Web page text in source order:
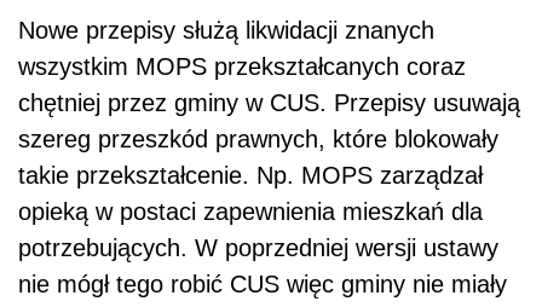
Nowe przepisy służą likwidacji znanych
wszystkim MOPS przekształcanych coraz
chętniej przez gminy w CUS. Przepisy usuwają
szereg przeszkód prawnych, które blokowały
takie przekształcenie. Np. MOPS zarządzał
opieką w postaci zapewnienia mieszkań dla
potrzebujących. W poprzedniej wersji ustawy
nie mógł tego robić CUS więc gminy nie miały